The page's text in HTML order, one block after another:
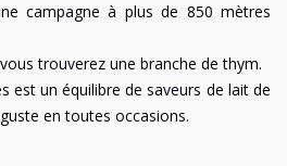
campagne à plus de 850 mètres
trouverez une branche de thym.
est un équilibre de saveurs de lait de
en toutes occasions.